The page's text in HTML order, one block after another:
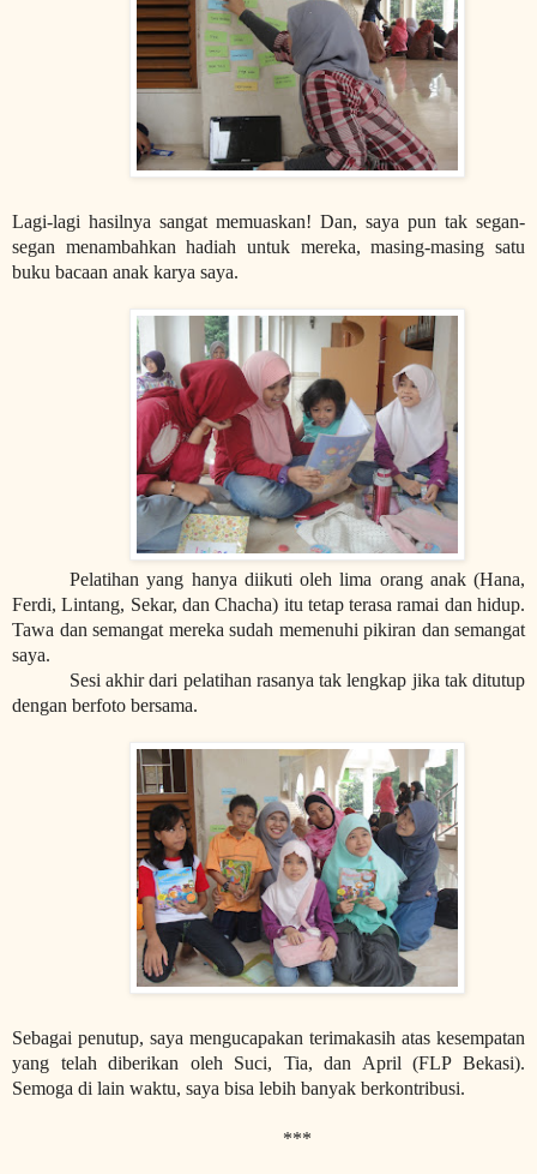
Lagi-lagi hasilnya sangat memuaskan! Dan, saya pun tak segan-
segan menambahkan hadiah untuk mereka, masing-masing satu
buku bacaan anak karya saya.
Pelatihan yang hanya diikuti oleh lima orang anak (Hana,
Ferdi, Lintang, Sekar, dan Chacha) itu tetap terasa ramai dan hidup.
Tawa dan semangat mereka sudah memenuhi pikiran dan semangat
saya.
Sesi akhir dari pelatihan rasanya tak lengkap jika tak ditutup
dengan berfoto bersama.
Sebagai penutup, saya mengucapakan terimakasih atas kesempatan
yang telah diberikan oleh Suci, Tia, dan April (FLP Bekasi).
Semoga di lain waktu, saya bisa lebih banyak berkontribusi.
***